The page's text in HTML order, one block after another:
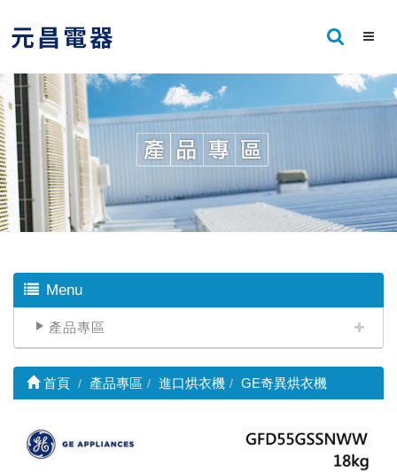
Menu
產品專區
首頁 產品專區 進口烘衣機 GE奇異烘衣機